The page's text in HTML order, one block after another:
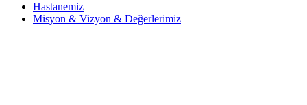
Hastanemiz
Misyon & Vizyon & Değerlerimiz